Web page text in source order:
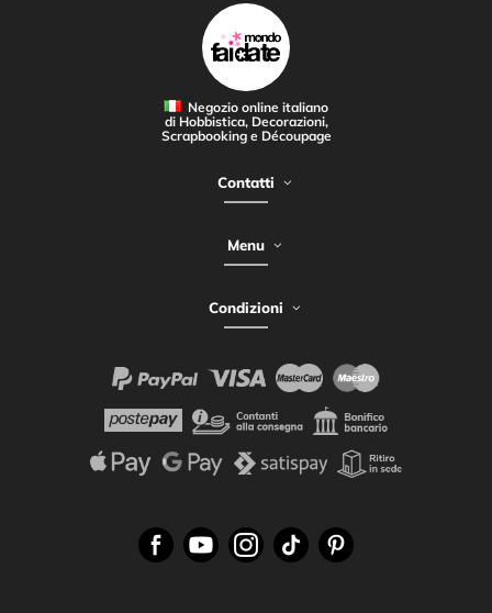
Negozio online italiano
di Hobbistica, Decorazioni,
Scrapbooking e Découpage
Contatti
Menu
Condizioni